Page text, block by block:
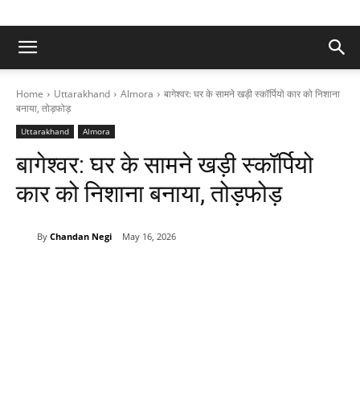
Home Uttarakhand Almora
बागेश्वर: घर के सामने खड़ी स्कॉर्पियो कार को निशाना
बनाया, तोड़फोड़
Uttarakhand Almora
बागेश्वर: घर के सामने खड़ी स्कॉर्पियो
कार को निशाना बनाया, तोड़फोड़
By Chandan Negi May 16, 2026